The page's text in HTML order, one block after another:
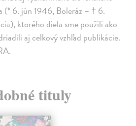
(* 6. jún 1946, Boleráz – † 6.
ktorého diela sme použili ako
aj celkový vzhľad publikácie.
tituly